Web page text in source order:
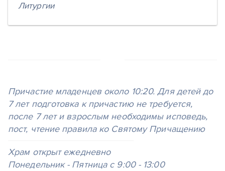
Литургии
Причастие младенцев около 10:20. Для детей до
7 лет подготовка к причастию не требуется,
после 7 лет и взрос­лым необ­ходимы испо­ведь,
пост, чте­ние пра­вила ко Святому Прича­щению
Храм открыт еже­дневно
Понедельник - Пятница с 9:00 - 13:00